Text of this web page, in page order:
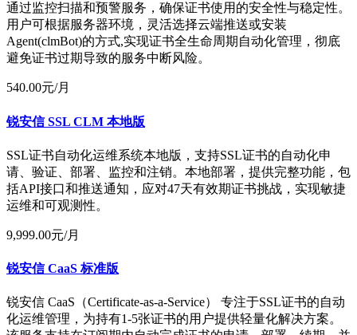
通过监控扫描和预警服务，确保证书使用的安全性与稳定性。
用户可根据服务器环境，灵活选择云端推送或安装
Agent(clmBot)的方式,实现证书全生命周期自动化管理，彻底
避免证书过期导致的服务中断风险。
540.00元/月
锐安信 SSL CLM 本地版
SSL证书自动化运维系统本地版，支持SSL证书的自动化申
请、验证、部署、监控和注销。本地部署，提供完整功能，包
括API接口和推送通知，应对47天有效期证书挑战，实现敏捷
运维和可观测性。
9,999.00元/月
锐安信 CaaS 标准版
锐安信 CaaS（Certificate-as-a-Service） 专注于SSL证书的自动
化运维管理，为持有1-5张证书的用户提供轻量化解决方案。